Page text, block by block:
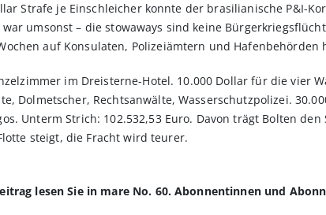
Strafe je Einschleicher konnte der brasilianische P&I-
umsonst – die stowaways sind keine
auf Konsulaten, Polizeiämtern und Hafenbehörden
im Dreisterne-Hotel. 10.000 Dollar für die vier
Dolmetscher, Rechtsanwälte, Wasserschutzpolizei.
Unterm Strich: 102.532,53 Euro. Davon trägt Bolten
steigt, die Fracht wird teurer.
lesen Sie in mare No. 60. Abonnentinnen und